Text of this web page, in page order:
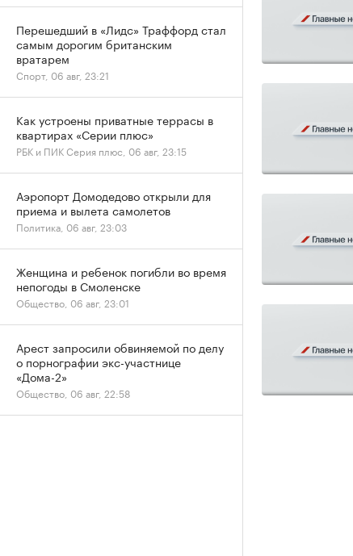
Перешедший в «Лидс» Траффорд стал
самым дорогим британским
вратарем
Спорт, 06 авг, 23:21
Как устроены приватные террасы в
квартирах «Серии плюс»
РБК и ПИК Серия плюс, 06 авг, 23:15
Аэропорт Домодедово открыли для
приема и вылета самолетов
Политика, 06 авг, 23:03
Женщина и ребенок погибли во время
непогоды в Смоленске
Общество, 06 авг, 23:01
Арест запросили обвиняемой по делу
о порнографии экс-участнице
«Дома-2»
Общество, 06 авг, 22:58